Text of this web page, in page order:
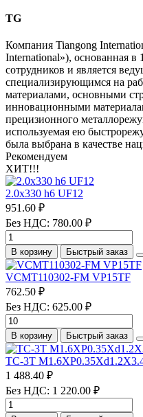
TG
Компания Tiangong
International»), основанная в
сотрудников и является
специализирующимся на
материалами, основными
инновационными
прецизионного
используемая ею
была выбрана в качестве
Рекомендуем
ХИТ!!!
2.0х330 h6 UF12
951.60 ₽
Без НДС: 780.00 ₽
В корзину Быстрый заказ
VCMT110302-FM VP15TF
762.50 ₽
Без НДС: 625.00 ₽
В корзину Быстрый заказ
TC-3T
1 488.40 ₽
Без НДС: 1 220.00 ₽